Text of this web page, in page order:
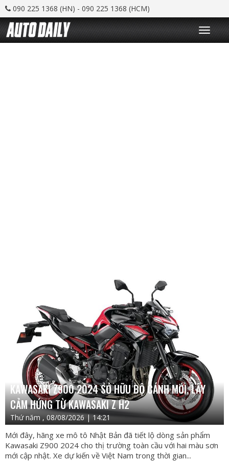
090 225 1368 (HN) - 090 225 1368 (HCM)
T
o
g
KAWASAKI Z900 2024 SỞ HỮU BỘ CÁNH MỚI, LẤY
CẢM HỨNG TỪ KAWASAKI Z H2
Thứ năm , 08/08/2026 | 14:21
Mới đây, hãng xe mô tô Nhật Bản đã tiết lộ dòng sản phẩm
Kawasaki Z900 2024 cho thị trường toàn cầu với hai màu sơn
mới cập nhật. Xe dự kiến về Việt Nam trong thời gian...